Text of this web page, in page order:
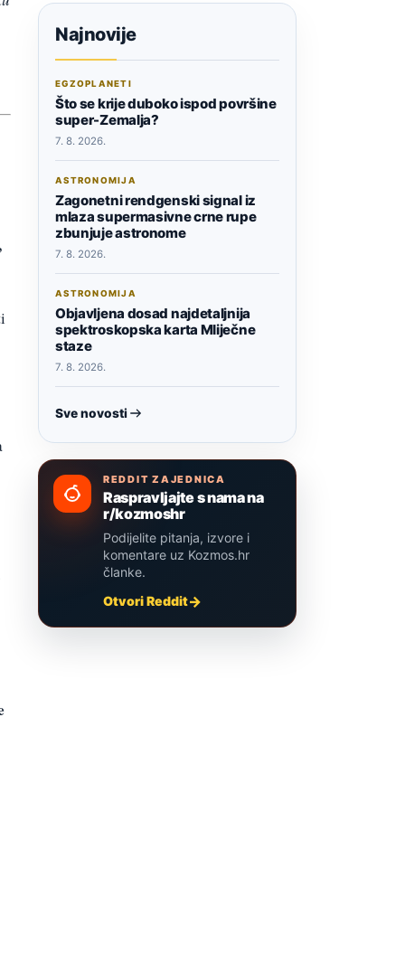
Najnovije
EGZOPLANETI
Što se krije duboko ispod površine
super-Zemalja?
7. 8. 2026.
ASTRONOMIJA
Zagonetni rendgenski signal iz
mlaza supermasivne crne rupe
zbunjuje astronome
7. 8. 2026.
ASTRONOMIJA
Objavljena dosad najdetaljnija
spektroskopska karta Mliječne
staze
7. 8. 2026.
Sve novosti
REDDIT ZAJEDNICA
Raspravljajte s nama na
r/kozmoshr
Podijelite pitanja, izvore i
komentare uz Kozmos.hr
članke.
Otvori Reddit